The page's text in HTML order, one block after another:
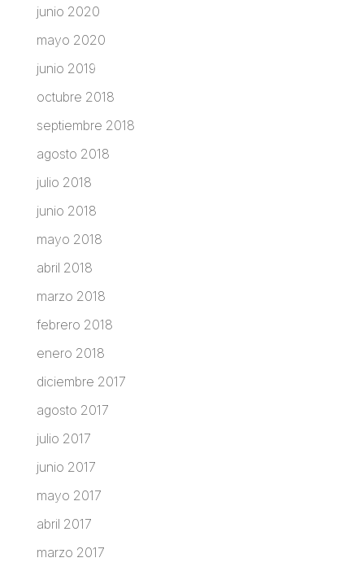
junio 2020
mayo 2020
junio 2019
octubre 2018
septiembre 2018
agosto 2018
julio 2018
junio 2018
mayo 2018
abril 2018
marzo 2018
febrero 2018
enero 2018
diciembre 2017
agosto 2017
julio 2017
junio 2017
mayo 2017
abril 2017
marzo 2017